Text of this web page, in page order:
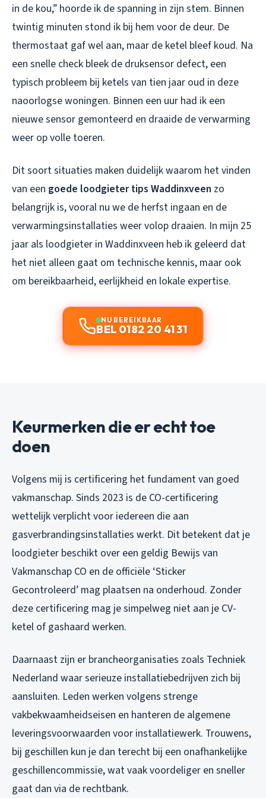
in de kou,” hoorde ik de spanning in zijn stem. Binnen
twintig minuten stond ik bij hem voor de deur. De
thermostaat gaf wel aan, maar de ketel bleef koud. Na
een snelle check bleek de druksensor defect, een
typisch probleem bij ketels van tien jaar oud in deze
naoorlogse woningen. Binnen een uur had ik een
nieuwe sensor gemonteerd en draaide de verwarming
weer op volle toeren.
Dit soort situaties maken duidelijk waarom het vinden
van een goede loodgieter tips Waddinxveen zo
belangrijk is, vooral nu we de herfst ingaan en de
verwarmingsinstallaties weer volop draaien. In mijn 25
jaar als loodgieter in Waddinxveen heb ik geleerd dat
het niet alleen gaat om technische kennis, maar ook
om bereikbaarheid, eerlijkheid en lokale expertise.
NU BEREIKBAAR
BEL 0182 20 41 31
Keurmerken die er echt toe
doen
Volgens mij is certificering het fundament van goed
vakmanschap. Sinds 2023 is de CO-certificering
wettelijk verplicht voor iedereen die aan
gasverbrandingsinstallaties werkt. Dit betekent dat je
loodgieter beschikt over een geldig Bewijs van
Vakmanschap CO en de officiële ‘Sticker
Gecontroleerd’ mag plaatsen na onderhoud. Zonder
deze certificering mag je simpelweg niet aan je CV-
ketel of gashaard werken.
Daarnaast zijn er brancheorganisaties zoals Techniek
Nederland waar serieuze installatiebedrijven zich bij
aansluiten. Leden werken volgens strenge
vakbekwaamheidseisen en hanteren de algemene
leveringsvoorwaarden voor installatiewerk. Trouwens,
bij geschillen kun je dan terecht bij een onafhankelijke
geschillencommissie, wat vaak voordeliger en sneller
gaat dan via de rechtbank.